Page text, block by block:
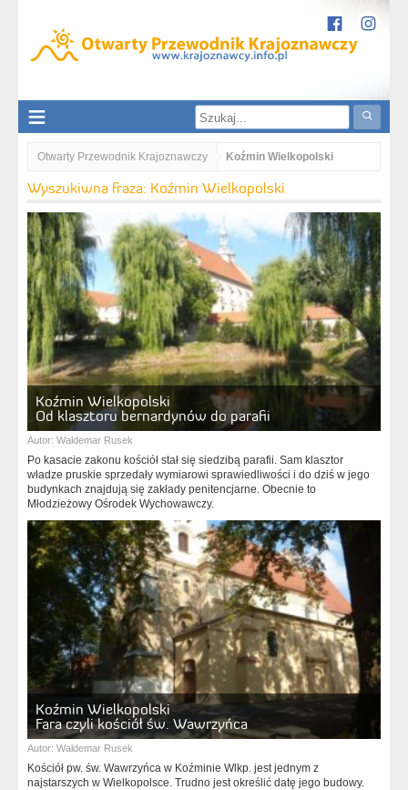
Otwarty Przewodnik Krajoznawczy Koźmin Wielkopolski
Wyszukiwna fraza: Koźmin Wielkopolski
Koźmin Wielkopolski
Od klasztoru bernardynów do parafii
Autor: Waldemar Rusek
Po kasacie zakonu kościół stał się siedzibą parafii. Sam klasztor
władze pruskie sprzedały wymiarowi sprawiedliwości i do dziś w jego
budynkach znajdują się zakłady penitencjarne. Obecnie to
Młodzieżowy Ośrodek Wychowawczy.
Koźmin Wielkopolski
Fara czyli kościół św. Wawrzyńca
Autor: Waldemar Rusek
Kościół pw. św. Wawrzyńca w Koźminie Wlkp. jest jednym z
najstarszych w Wielkopolsce. Trudno jest określić datę jego budowy.